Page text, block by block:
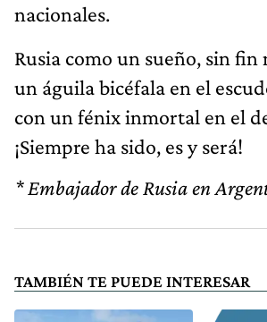
nacionales.
Rusia como un sueño, sin
un águila bicéfala en el
con un fénix inmortal en el
¡Siempre ha sido, es y será!
* Embajador de Rusia en
TAMBIÉN TE PUEDE INTERESAR